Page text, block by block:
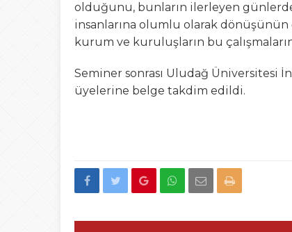
olduğunu, bunların ilerleyen
insanlarına olumlu olarak
kurum ve kuruluşların bu
Seminer sonrası Uludağ Üniversitesi
üyelerine belge takdim edildi.